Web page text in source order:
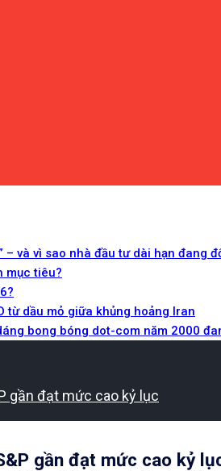
và vì sao nhà đầu tư dài hạn đang
mục tiêu?
từ dầu mỏ giữa khủng hoảng Iran
bong bóng dot-com năm 2000
gần đạt mức cao kỷ lục​​
gần đạt mức cao kỷ